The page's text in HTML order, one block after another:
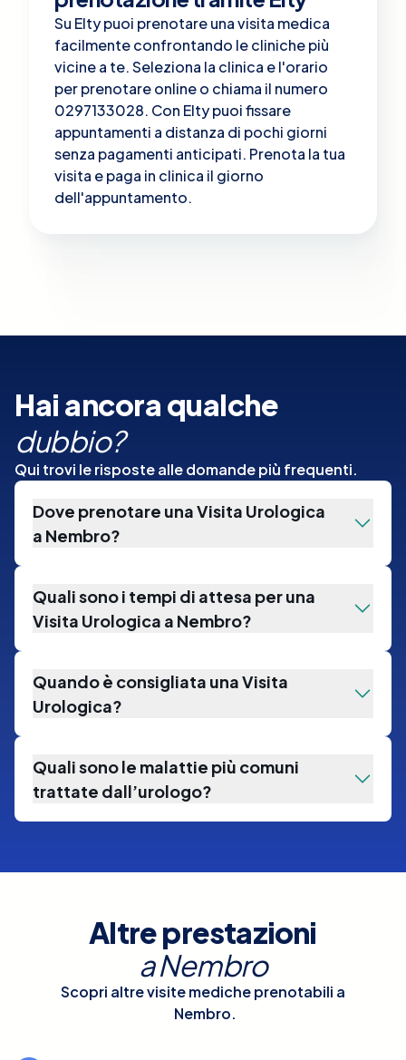
Su Elty puoi prenotare una visita medica
facilmente confrontando le cliniche più
vicine a te. Seleziona la clinica e l'orario
per prenotare online o chiama il numero
0297133028. Con Elty puoi fissare
appuntamenti a distanza di pochi giorni
senza pagamenti anticipati. Prenota la tua
visita e paga in clinica il giorno
dell'appuntamento.
Hai ancora qualche
dubbio?
Qui trovi le risposte alle domande più frequenti.
Dove prenotare una Visita Urologica
a Nembro?
Quali sono i tempi di attesa per una
Visita Urologica a Nembro?
Quando è consigliata una Visita
Urologica?
Quali sono le malattie più comuni
trattate dall’urologo?
Altre prestazioni
aNembro
Scopri altre visite mediche prenotabili a
Nembro.